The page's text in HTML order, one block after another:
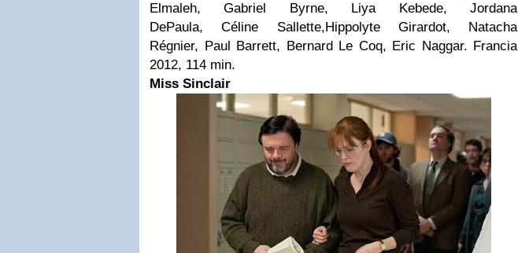
Elmaleh,Gabriel Byrne, Liya Kebede,Jordana
DePaula,Céline Sallette,Hippolyte Girardot, Natacha
Régnier, Paul Barrett, Bernard Le Coq, Eric Naggar. Francia
2012, 114 min.
Miss Sinclair